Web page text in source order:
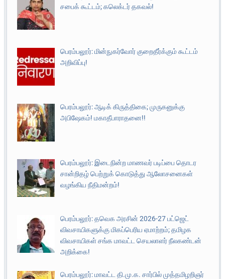
சபைக் கூட்டம்; கலெக்டர் தகவல்!
பெரம்பலூர்: மின்நுகர்வோர் குறைதீர்க்கும் கூட்டம்
அறிவிப்பு!
பெரம்பலூர்: ஆடிக் கிருத்திகை; முருகனுக்கு
அபிஷேகம்! மகாதீபாராதனை!!
பெரம்பலூர்: இடைநின்ற மாணவர் படிப்பை தொடர
சான்றிதழ் பெற்றுக் கொடுத்து ஆலோசனைகள்
வழங்கிய நீதிமன்றம்!
பெரம்பலூர்: தவெக அரசின் 2026-27 பட்ஜெட்
விவசாயிகளுக்கு மிகப்பெரிய ஏமாற்றம்; தமிழக
விவசாயிகள் சங்க மாவட்ட செயலாளர் நீலகண்டன்
அறிக்கை!
பெரம்பலூர்: மாவட்ட தி.மு.க. சார்பில் முத்தமிழறிஞர்